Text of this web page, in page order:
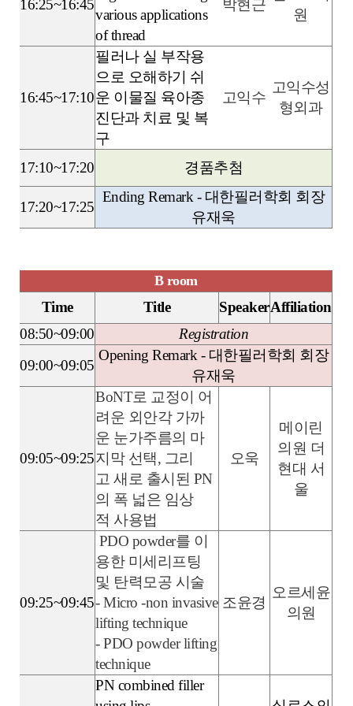
16:25~16:45
various applications
of thread
박현근
원
16:45~17:10
필러나 실 부작용
으로 오해하기 쉬
운 이물질 육아종
진단과 치료 및 복
구
고익수
고익수성
형외과
17:10~17:20 경품추첨
17:20~17:25
Ending Remark - 대한필러학회 회장
유재욱
B room
Time Title SpeakerAffiliation
08:50~09:00
Registration
09:00~09:05
Opening Remark - 대한필러학회 회장
유재욱
09:05~09:25
BoNT로 교정이 어
려운 외안각 가까
운 눈가주름의 마
지막 선택, 그리
고 새로 출시된 PN
의 폭 넓은 임상
적 사용법
오욱
메이린
의원 더
현대 서
울
09:25~09:45
PDO powder를 이
용한 미세리프팅
및 탄력모공 시술
- Micro -non invasive
lifting technique
- PDO powder lifting
technique
조윤경
오르세윤
의원
PN combined filler